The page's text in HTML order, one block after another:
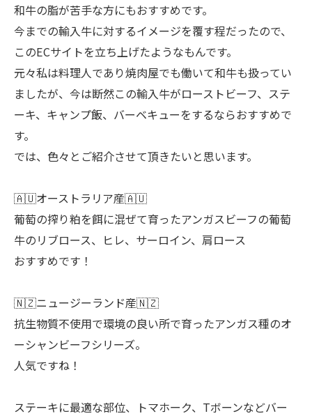
和牛の脂が苦手な方にもおすすめです。
今までの輸入牛に対するイメージを覆す程だったので、
このECサイトを立ち上げたようなもんです。
元々私は料理人であり焼肉屋でも働いて和牛も扱ってい
ましたが、今は断然この輸入牛がローストビーフ、ステ
ーキ、キャンプ飯、バーベキューをするならおすすめで
す。
では、色々とご紹介させて頂きたいと思います。
🇦🇺オーストラリア産🇦🇺
葡萄の搾り粕を餌に混ぜて育ったアンガスビーフの葡萄
牛のリブロース、ヒレ、サーロイン、肩ロース
おすすめです！
🇳🇿ニュージーランド産🇳🇿
抗生物質不使用で環境の良い所で育ったアンガス種のオ
ーシャンビーフシリーズ。
人気ですね！
ステーキに最適な部位、トマホーク、Tボーンなどバー